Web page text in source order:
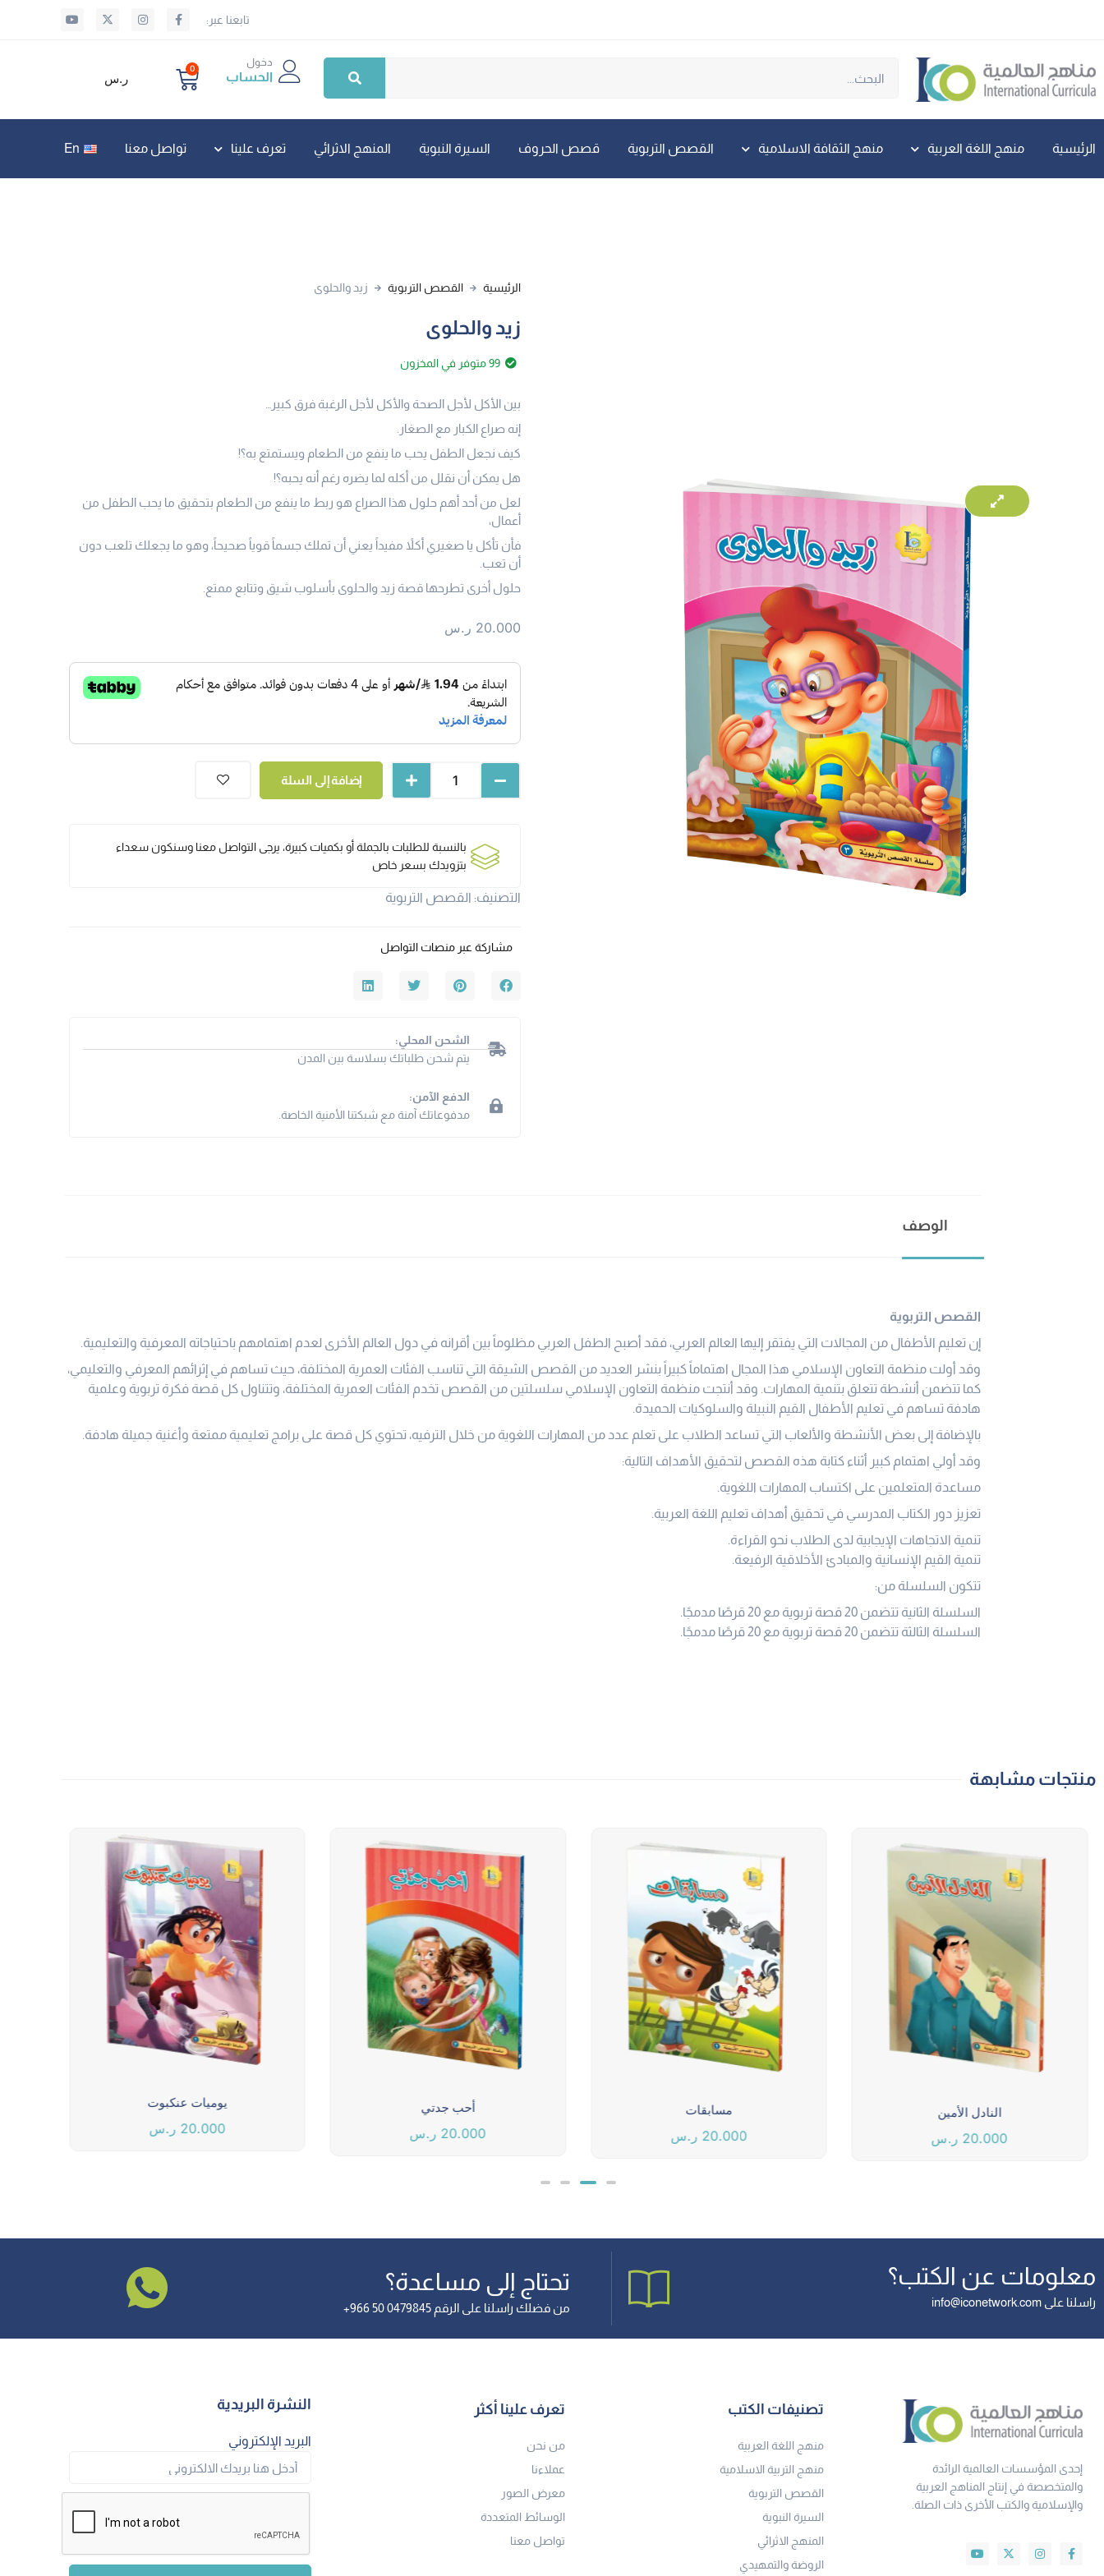
تابعنا عبر:
دخول
الحساب
0
ر.س
الرئيسية منهج اللغة العربية منهج الثقافة الاسلامية القصص التربوية قصص الحروف السيرة النبوية المنهج الاثرائي تعرف علينا تواصل معنا En
الرئيسية القصص التربوية زيد والحلوى
زيد والحلوى
99 متوفر في المخزون
بين الأكل لأجل الصحة والأكل لأجل الرغبة فرق كبير…
إنه صراع الكبار مع الصغار.
كيف نجعل الطفل يحب ما ينفع من الطعام ويستمتع به؟!
هل يمكن أن نقلل من أكله لما يضره رغم أنه يحبه؟!
لعل من أحد أهم حلول هذا الصراع هو ربط ما ينفع من الطعام بتحقيق ما يحب الطفل من
أعمال،
فأن تأكل يا صغيري أكلاً مفيداً يعني أن تملك جسماً قوياً صحيحاً، وهو ما يجعلك تلعب دون
أن تعب.
حلول أخرى تطرحها قصة زيد والحلوى بأسلوب شيق وتتابع ممتع.
20.000 ر.س
إضافة إلى السلة
بالنسبة للطلبات بالجملة أو بكميات كبيرة، يرجى التواصل معنا وسنكون سعداء
بتزويدك بسعر خاص
التصنيف: القصص التربوية
مشاركة عبر منصات التواصل
الشحن المحلي:
يتم شحن طلباتك بسلاسة بين المدن
الدفع الآمن:
مدفوعاتك آمنة مع شبكتنا الأمنية الخاصة.
الوصف
القصص التربوية
إن تعليم الأطفال من المجالات التي يفتقر إليها العالم العربي، فقد أصبح الطفل العربي مظلوماً بين أقرانه في دول العالم الأخرى لعدم اهتمامهم باحتياجاته المعرفية والتعليمية.
وقد أولت منظمة التعاون الإسلامي هذا المجال اهتماماً كبيراً بنشر العديد من القصص الشيقة التي تناسب الفئات العمرية المختلفة، حيث تساهم في إثرائهم المعرفي والتعليمي،
كما تتضمن أنشطة تتعلق بتنمية المهارات. وقد أنتجت منظمة التعاون الإسلامي سلسلتين من القصص تخدم الفئات العمرية المختلفة، وتتناول كل قصة فكرة تربوية وعلمية
هادفة تساهم في تعليم الأطفال القيم النبيلة والسلوكيات الحميدة.
بالإضافة إلى بعض الأنشطة والألعاب التي تساعد الطلاب على تعلم عدد من المهارات اللغوية من خلال الترفيه، تحتوي كل قصة على برامج تعليمية ممتعة وأغنية جميلة هادفة.
وقد أولي اهتمام كبير أثناء كتابة هذه القصص لتحقيق الأهداف التالية:
مساعدة المتعلمين على اكتساب المهارات اللغوية.
تعزيز دور الكتاب المدرسي في تحقيق أهداف تعليم اللغة العربية.
تنمية الاتجاهات الإيجابية لدى الطلاب نحو القراءة.
تنمية القيم الإنسانية والمبادئ الأخلاقية الرفيعة.
تتكون السلسلة من:
السلسلة الثانية تتضمن 20 قصة تربوية مع 20 قرصًا مدمجًا.
السلسلة الثالثة تتضمن 20 قصة تربوية مع 20 قرصًا مدمجًا.
منتجات مشابهة
النادل الأمين
20.000 ر.س
مسابقات
20.000 ر.س
أحب جدتي
20.000 ر.س
يوميات عنكبوت
20.000 ر.س
معلومات عن الكتب؟
راسلنا على info@iconetwork.com
تحتاج إلى مساعدة؟
من فضلك راسلنا على الرقم 0479845 50 966+
إحدى المؤسسات العالمية الرائدة
والمتخصصة في إنتاج المناهج العربية
والإسلامية والكتب الأخرى ذات الصلة.
تصنيفات الكتب
منهج اللغة العربية
منهج التربية الاسلامية
القصص التربوية
السيرة النبوية
المنهج الاثرائي
الروضة والتمهيدي
تعرف علينا أكثر
من نحن
عملاءنا
معرض الصور
الوسائط المتعددة
تواصل معنا
النشرة البريدية
البريد الإلكتروني